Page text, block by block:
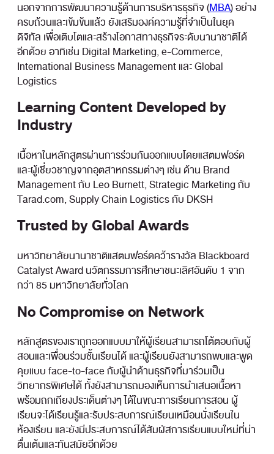
นอกจากการพัฒนาความรู้ด้านการบริหารธุรกิจ (MBA) อย่าง
ครบถ้วนและเข้มข้นแล้ว ยังเสริมองค์ความรู้ที่จำเป็นในยุค
ดิจิทัล เพื่อเติบโตและสร้างโอกาสทางธุรกิจระดับนานาชาติได้
อีกด้วย อาทิเช่น Digital Marketing, e-Commerce,
International Business Management และ Global
Logistics
Learning Content Developed by
Industry
เนื้อหาในหลักสูตรผ่านการร่วมกันออกแบบโดยแสตมฟอร์ด
และผู้เชี่ยวชาญจากอุตสาหกรรมต่างๆ เช่น ด้าน Brand
Management กับ Leo Burnett, Strategic Marketing กับ
Tarad.com, Supply Chain Logistics กับ DKSH
Trusted by Global Awards
มหาวิทยาลัยนานาชาติแสตมฟอร์ดคว้ารางวัล Blackboard
Catalyst Award นวัตกรรมการศึกษาชนะเลิศอันดับ 1 จาก
กว่า 85 มหาวิทยาลัยทั่วโลก
No Compromise on Network
หลักสูตรของเราถูกออกแบบมาให้ผู้เรียนสามารถโต้ตอบกับผู้
สอนและเพื่อนร่วมชั้นเรียนได้ และผู้เรียนยังสามารถพบและพูด
คุยแบบ face-to-face กับผู้นำด้านธุรกิจที่มาร่วมเป็น
วิทยากรพิเศษได้ ทั้งยังสามารถมองเห็นการนำเสนอเนื้อหา
พร้อมถกเถียงประเด็นต่างๆ ได้ในขณะการเรียนการสอน ผู้
เรียนจะได้เรียนรู้และรับประสบการณ์เรียนเหมือนนั่งเรียนใน
ห้องเรียน และยังมีประสบการณ์ได้สัมผัสการเรียนแบบใหม่ที่น่า
ตื่นเต้นและทันสมัยอีกด้วย